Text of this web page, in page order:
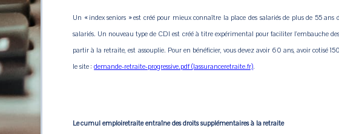
Un « index seniors » est créé pour mieux connaître la place des salariés de plus de 55
salariés. Un nouveau type de CDI est créé à titre expérimental pour faciliter l'embauche
partir à la retraite, est assouplie. Pour en bénéficier, vous devez avoir 60 ans, avoir
le site :demande-retraite-progressive.pdf (lassuranceretraite.fr).
Le cumul emploiretraite entraîne des droits supplémentaires à la retraite